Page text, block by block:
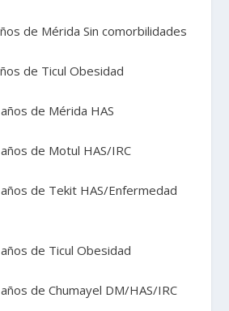
de Mérida Sin comorbilidades
de Ticul Obesidad
de Mérida HAS
de Motul HAS/IRC
de Tekit HAS/Enfermedad
de Ticul Obesidad
de Chumayel DM/HAS/IRC